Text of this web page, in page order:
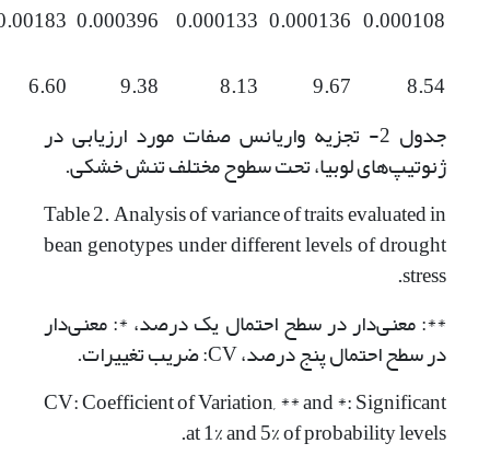
0.000108
0.000136
0.000133
0.000396
8.54
9.67
8.13
9.38
6.60
جدول 2- تجزیه واریانس صفات مورد ارزیابی در
ژنوتیپ‌های لوبیا، تحت سطوح مختلف تنش خشکی.
Table 2. Analysis of variance of traits evaluated in
bean genotypes under different levels of drought
stress.
**: معنی‌دار در سطح احتمال یک درصد، *: معنی‌دار
در سطح احتمال پنج درصد، CV: ضریب تغییرات.
CV: Coefficient of Variation, ** and *: Significant
at 1% and 5% of probability levels.